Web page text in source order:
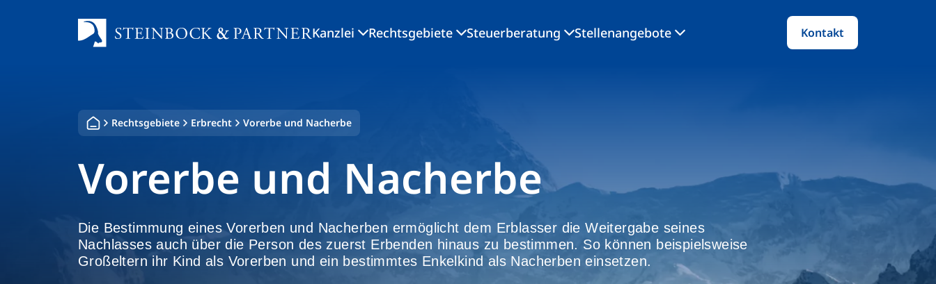
Kanzlei Rechtsgebiete Steuerberatung Stellenangebote Kontakt
Rechtsgebiete Erbrecht Vorerbe und Nacherbe
Vorerbe und Nacherbe
Die Bestimmung eines Vorerben und Nacherben ermöglicht dem Erblasser die Weitergabe seines
Nachlasses auch über die Person des zuerst Erbenden hinaus zu bestimmen. So können beispielsweise
Großeltern ihr Kind als Vorerben und ein bestimmtes Enkelkind als Nacherben einsetzen.